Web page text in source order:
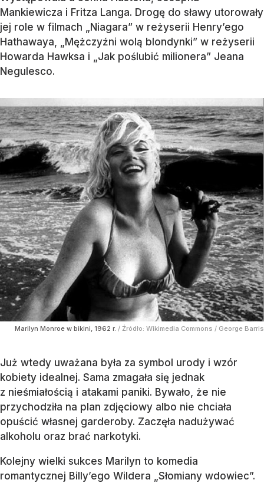
Mankiewicza i Fritza Langa. Drogę do sławy utorowały
jej role w filmach „Niagara” w reżyserii Henry’ego
Hathawaya, „Mężczyźni wolą blondynki” w reżyserii
Howarda Hawksa i „Jak poślubić milionera” Jeana
Negulesco.
Marilyn Monroe w bikini, 1962 r. / Źródło: Wikimedia Commons / George Barris
Już wtedy uważana była za symbol urody i wzór
kobiety idealnej. Sama zmagała się jednak
z nieśmiałością i atakami paniki. Bywało, że nie
przychodziła na plan zdjęciowy albo nie chciała
opuścić własnej garderoby. Zaczęła nadużywać
alkoholu oraz brać narkotyki.
Kolejny wielki sukces Marilyn to komedia
romantycznej Billy’ego Wildera „Słomiany wdowiec”.